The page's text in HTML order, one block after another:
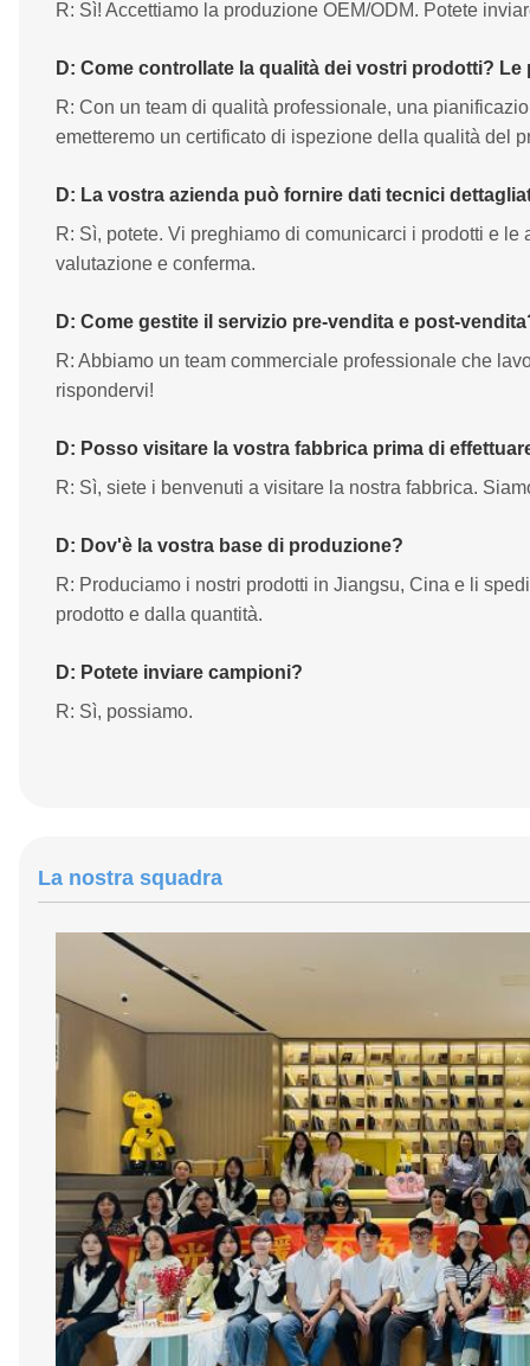
R: Sì! Accettiamo la produzione OEM/ODM. Potete
D: Come controllate la qualità dei vostri prodotti?
R: Con un team di qualità professionale, una
emetteremo un certificato di ispezione della qualità del
D: La vostra azienda può fornire dati tecnici
R: Sì, potete. Vi preghiamo di comunicarci i prodotti e
valutazione e conferma.
D: Come gestite il servizio pre-vendita e post-
R: Abbiamo un team commerciale professionale che
rispondervi!
D: Posso visitare la vostra fabbrica prima di
R: Sì, siete i benvenuti a visitare la nostra fabbrica.
D: Dov'è la vostra base di produzione?
R: Produciamo i nostri prodotti in Jiangsu, Cina e li
prodotto e dalla quantità.
D: Potete inviare campioni?
R: Sì, possiamo.
La nostra squadra